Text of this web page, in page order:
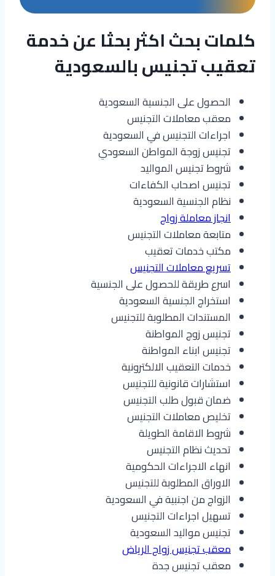
كلمات بحث اكثر بحثا عن خدمة
تعقيب تجنيس بالسعودية
الحصول على الجنسية السعودية
معقب معاملات التجنيس
اجراءات التجنيس في السعودية
تجنيس زوجة المواطن السعودي
شروط تجنيس المواليد
تجنيس اصحاب الكفاءات
نظام الجنسية السعودية
انجاز معاملة زواج
متابعة معاملات التجنيس
مكتب خدمات تعقيب
تسريع معاملات التجنيس
اسرع طريقة للحصول على الجنسية
استخراج الجنسية السعودية
المستندات المطلوبة للتجنيس
تجنيس زوج المواطنة
تجنيس ابناء المواطنة
خدمات التعقيب الالكترونية
استشارات قانونية للتجنيس
ضمان قبول طلب التجنيس
تخليص معاملات التجنيس
شروط الاقامة الطويلة
تحديث نظام التجنيس
انهاء الاجراءات الحكومية
الاوراق المطلوبة للتجنيس
الزواج من اجنبية في السعودية
تسهيل اجراءات التجنيس
تجنيس مواليد السعودية
معقب تجنيس زواج الرياض
معقب تجنيس جدة